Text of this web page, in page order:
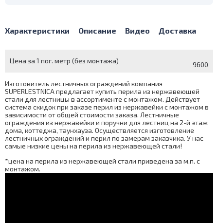
Характеристики Описание Видео Доставка
Цена за 1 пог. метр (без монтажа) 9600
Изготовитель лестничных ограждений компания
SUPERLESTNICA предлагает купить перила из нержавеющей
стали для лестницы в ассортименте с монтажом. Действует
система скидок при заказе перил из нержавейки с монтажом в
зависимости от общей стоимости заказа. Лестничные
ограждения из нержавейки и поручни для лестниц на 2-й этаж
дома, коттеджа, таунхауза. Осуществляется изготовление
лестничных ограждений и перил по замерам заказчика. У нас
самые низкие цены на перила из нержавеющей стали!
*цена на перила из нержавеющей стали приведена за м.п. с
монтажом.